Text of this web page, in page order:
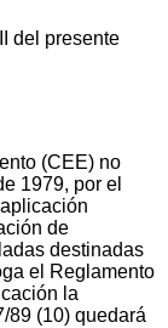
del presente
(CEE) no
1979, por el
de
destinadas
el Reglamento
la
89 (10) quedará